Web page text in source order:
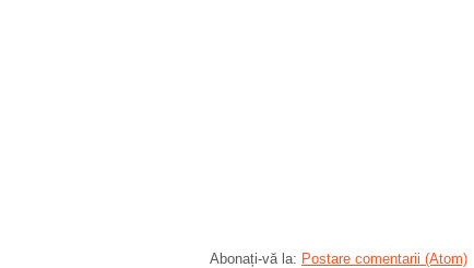
Abonați-vă la: Postare comentarii (Atom)